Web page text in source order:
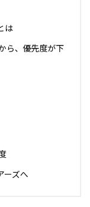
は
ら、優先度が下
ーズへ